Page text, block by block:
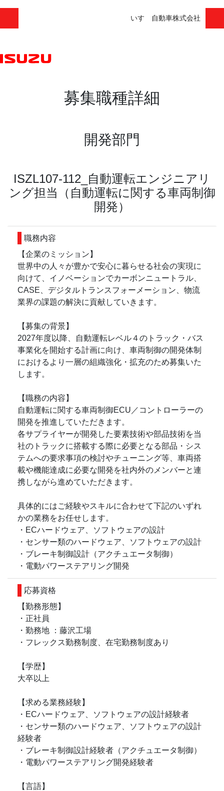
いすゞ自動車株式会社
募集職種詳細
開発部門
ISZL107-112_自動運転エンジニアリ
ング担当（自動運転に関する車両制御
開発）
職務内容
【企業のミッション】
世界中の人々が豊かで安心に暮らせる社会の実現に
向けて、イノベーションでカーボンニュートラル、
CASE、デジタルトランスフォーメーション、物流
業界の課題の解決に貢献していきます。
【募集の背景】
2027年度以降、自動運転レベル４のトラック・バス
事業化を開始する計画に向け、車両制御の開発体制
におけるより一層の組織強化・拡充のため募集いた
します。
【職務の内容】
自動運転に関する車両制御ECU／コントローラーの
開発を推進していただきます。
各サプライヤーが開発した要素技術や部品技術を当
社のトラックに搭載する際に必要となる部品・シス
テムへの要求事項の検討やチューニング等、車両搭
載や機能達成に必要な開発を社内外のメンバーと連
携しながら進めていただきます。
具体的にはご経験やスキルに合わせて下記のいずれ
かの業務をお任せします。
・ECハードウェア、ソフトウェアの設計
・センサー類のハードウェア、ソフトウェアの設計
・ブレーキ制御設計（アクチュエータ制御）
・電動パワーステアリング開発
応募資格
【勤務形態】
・正社員
・勤務地 ：藤沢工場
・フレックス勤務制度、在宅勤務制度あり
【学歴】
大卒以上
【求める業務経験】
・ECハードウェア、ソフトウェアの設計経験者
・センサー類のハードウェア、ソフトウェアの設計
経験者
・ブレーキ制御設計経験者（アクチュエータ制御）
・電動パワーステアリング開発経験者
【言語】